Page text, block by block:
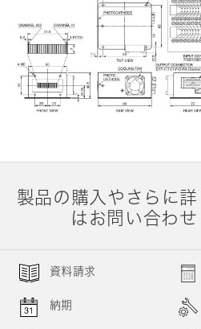
製品の購入やさらに
はお問い合わせ
資料請求
納期